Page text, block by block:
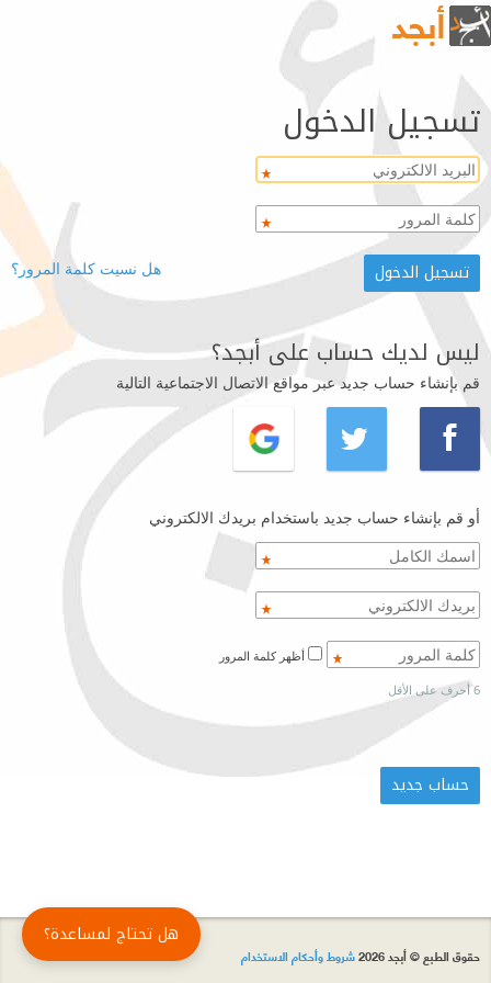
تسجيل الدخول
هل نسيت كلمة المرور؟
ليس لديك حساب على أبجد؟
قم بإنشاء حساب جديد عبر مواقع الاتصال الاجتماعية التالية
أو قم بإنشاء حساب جديد باستخدام بريدك الالكتروني
6 أحرف على الأقل
حقوق الطبع © أبجد 2026 شروط وأحكام الاستخدام
هل تحتاج لمساعدة؟